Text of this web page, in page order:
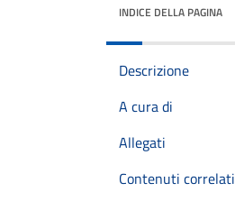
INDICE DELLA PAGINA
Descrizione
A cura di
Allegati
Contenuti correlati